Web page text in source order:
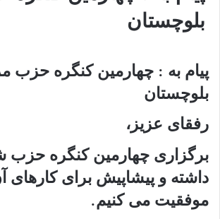
بلوچستان
پیام به : چهارمین کنگره حزب
بلوچستان
رفقای عزیز،
برگزاری چهارمین کنگره حزب
داشته و پیشاپیش برای کارهای
موفقیت می کنیم.